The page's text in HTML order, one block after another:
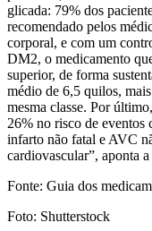
glicada: 79% dos
recomendado pelos
corporal, e com um
DM2, o medicamento
superior, de forma
médio de 6,5 quilos,
mesma classe. Por
26% no risco de eventos
infarto não fatal e AVC
cardiovascular”, aponta
Fonte: Guia dos
Foto: Shutterstock